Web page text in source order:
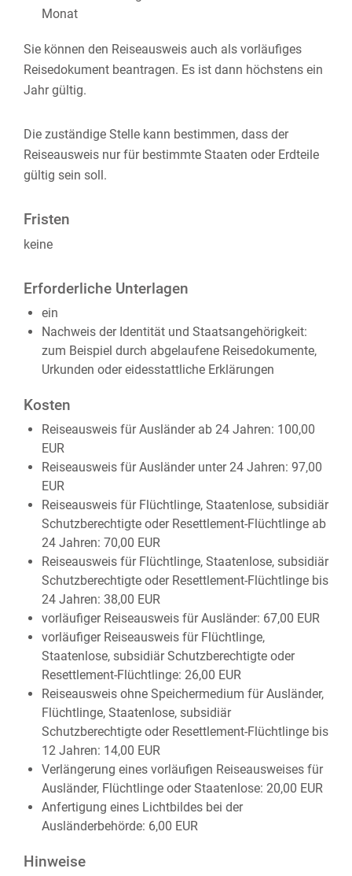
Monat
Sie können den Reiseausweis auch als vorläufiges
Reisedokument beantragen. Es ist dann höchstens ein
Jahr gültig.
Die zuständige Stelle kann bestimmen, dass der
Reiseausweis nur für bestimmte Staaten oder Erdteile
gültig sein soll.
Fristen
keine
Erforderliche Unterlagen
ein
Nachweis der Identität und Staatsangehörigkeit:
zum Beispiel durch abgelaufene Reisedokumente,
Urkunden oder eidesstattliche Erklärungen
Kosten
Reiseausweis für Ausländer ab 24 Jahren: 100,00
EUR
Reiseausweis für Ausländer unter 24 Jahren: 97,00
EUR
Reiseausweis für Flüchtlinge, Staatenlose, subsidiär
Schutzberechtigte oder Resettlement-Flüchtlinge ab
24 Jahren: 70,00 EUR
Reiseausweis für Flüchtlinge, Staatenlose, subsidiär
Schutzberechtigte oder Resettlement-Flüchtlinge bis
24 Jahren: 38,00 EUR
vorläufiger Reiseausweis für Ausländer: 67,00 EUR
vorläufiger Reiseausweis für Flüchtlinge,
Staatenlose, subsidiär Schutzberechtigte oder
Resettlement-Flüchtlinge: 26,00 EUR
Reiseausweis ohne Speichermedium für Ausländer,
Flüchtlinge, Staatenlose, subsidiär
Schutzberechtigte oder Resettlement-Flüchtlinge bis
12 Jahren: 14,00 EUR
Verlängerung eines vorläufigen Reiseausweises für
Ausländer, Flüchtlinge oder Staatenlose: 20,00 EUR
Anfertigung eines Lichtbildes bei der
Ausländerbehörde: 6,00 EUR
Hinweise